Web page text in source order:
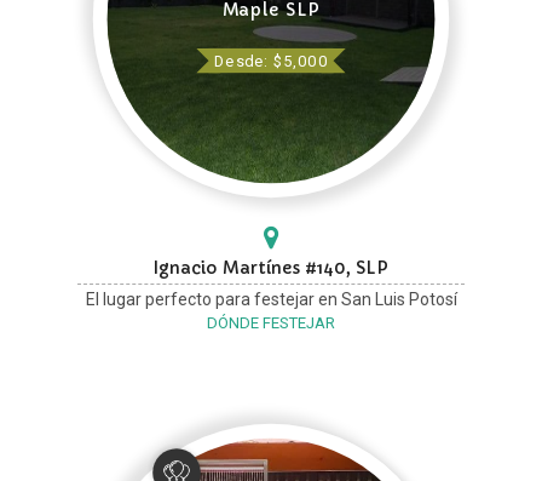
Maple SLP
Desde: $5,000
Ignacio Martínes #140, SLP
El lugar perfecto para festejar en San Luis Potosí
DÓNDE FESTEJAR